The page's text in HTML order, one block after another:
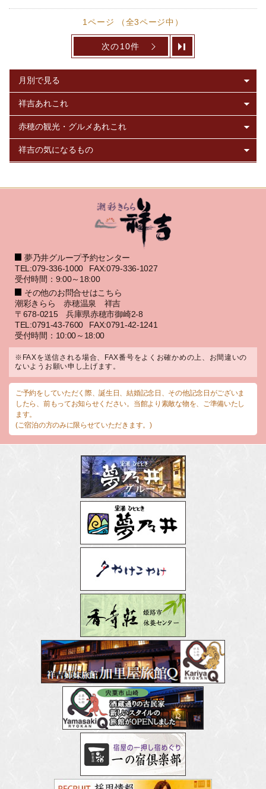
1ページ （全3ページ中）
次の10件
夢乃井グループ予約センター
TEL:079-336-1000
FAX:079-336-1027
受付時間：9:00～18:00
その他のお問合せはこちら
潮彩きらら 赤穂温泉 祥吉
〒678-0215 兵庫県赤穂市御崎2-8
TEL:0791-43-7600
FAX:0791-42-1241
受付時間：10:00～18:00
※FAXを送信される場合、FAX番号をよくお確かめの上、お間違いの
ないようお願い申し上げます。
ご予約をしていただく際、誕生日、結婚記念日、その他記念日がございま
したら、前もってお知らせください。当館より素敵な物を、ご準備いたし
ます。
(ご宿泊の方のみに限らせていただきます。)